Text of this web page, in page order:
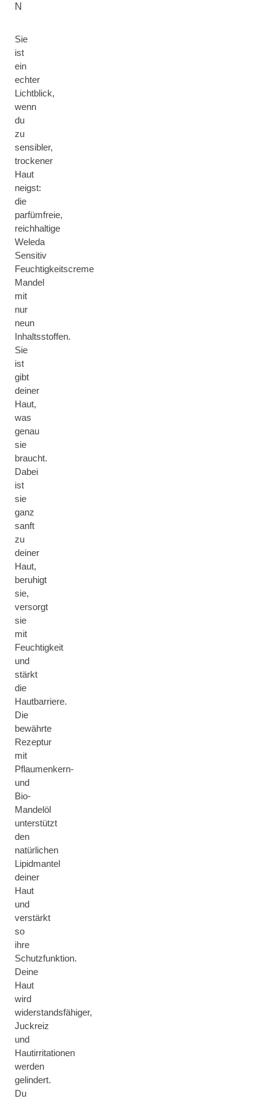
N
Sie
ist
ein
echter
Lichtblick,
wenn
du
zu
sensibler,
trockener
Haut
neigst:
die
parfümfreie,
reichhaltige
Weleda
Sensitiv
Feuchtigkeitscreme
Mandel
mit
nur
neun
Inhaltsstoffen.
Sie
ist
gibt
deiner
Haut,
was
genau
sie
braucht.
Dabei
ist
sie
ganz
sanft
zu
deiner
Haut,
beruhigt
sie,
versorgt
sie
mit
Feuchtigkeit
und
stärkt
die
Hautbarriere.
Die
bewährte
Rezeptur
mit
Pflaumenkern-
und
Bio-
Mandelöl
unterstützt
den
natürlichen
Lipidmantel
deiner
Haut
und
verstärkt
so
ihre
Schutzfunktion.
Deine
Haut
wird
widerstandsfähiger,
Juckreiz
und
Hautirritationen
werden
gelindert.
Du